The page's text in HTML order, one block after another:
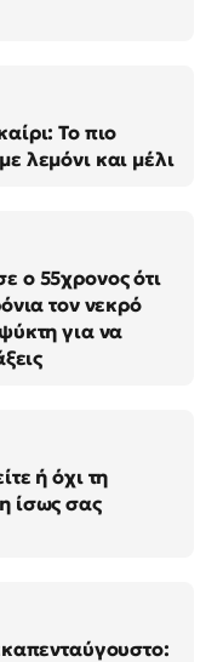
Το πιο
λεμόνι και μέλι
ο 55χρονος ότι
τον νεκρό
για να
ή όχι τη
ίσως σας